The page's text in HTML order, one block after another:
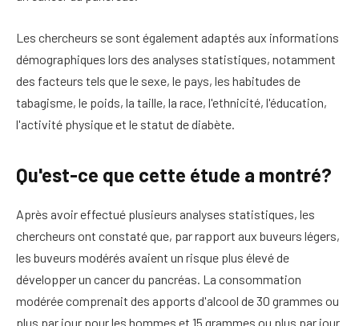
Les chercheurs se sont également adaptés aux informations
démographiques lors des analyses statistiques, notamment
des facteurs tels que le sexe, le pays, les habitudes de
tabagisme, le poids, la taille, la race, l'ethnicité, l'éducation,
l'activité physique et le statut de diabète.
Qu'est-ce que cette étude a montré?
Après avoir effectué plusieurs analyses statistiques, les
chercheurs ont constaté que, par rapport aux buveurs légers,
les buveurs modérés avaient un risque plus élevé de
développer un cancer du pancréas. La consommation
modérée comprenait des apports d'alcool de 30 grammes ou
plus par jour pour les hommes et 15 grammes ou plus par jour